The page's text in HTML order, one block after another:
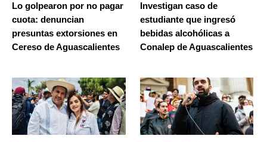
Lo golpearon por no pagar
cuota: denuncian
presuntas extorsiones en
Cereso de Aguascalientes
Investigan caso de
estudiante que ingresó
bebidas alcohólicas a
Conalep de Aguascalientes